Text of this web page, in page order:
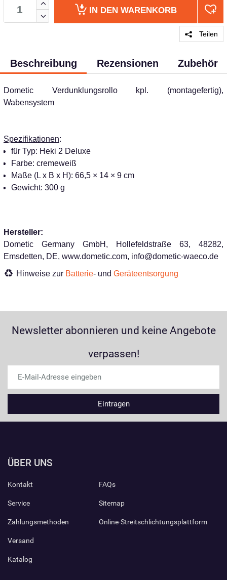
IN DEN WARENKORB
Teilen
Beschreibung Rezensionen Zubehör
Dometic Verdunklungsrollo kpl. (montagefertig),
Wabensystem
Spezifikationen:
für Typ: Heki 2 Deluxe
Farbe: cremeweiß
Maße (L x B x H): 66,5 × 14 × 9 cm
Gewicht: 300 g
Hersteller:
Dometic Germany GmbH, Hollefeldstraße 63, 48282,
Emsdetten, DE, www.dometic.com, info@dometic-waeco.de
Hinweise zur Batterie- und Geräteentsorgung
Newsletter abonnieren und keine Angebote
verpassen!
ÜBER UNS
Kontakt
Service
Zahlungsmethoden
Versand
Katalog
FAQs
Sitemap
Online-Streitschlichtungsplattform